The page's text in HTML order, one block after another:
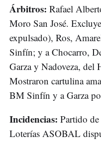
Árbitros: Rafael
Moro San José.
expulsado), Ros,
Sinfín; y a Chocarro,
Garza y Nadoveza, del
Mostraron cartulina
BM Sinfín y a Garza
Incidencias: Partido
Loterías ASOBAL